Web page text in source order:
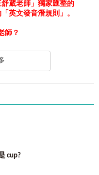
葳老師」獨家匯整的
英文發音潛規則」。
師？
教名師！
作，
學好英文。
懂。
cup?